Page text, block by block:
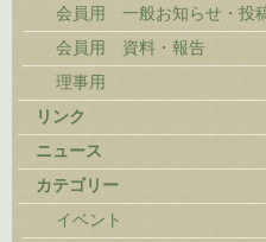
会員用 一般お知らせ・投
会員用 資料・報告
理事用
リンク
ニュース
カテゴリー
イベント